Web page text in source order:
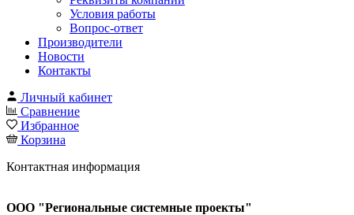
Условия работы
Вопрос-ответ
Производители
Новости
Контакты
Личный кабинет
Сравнение
Избранное
Корзина
Контактная информация
ООО "Региональные системные проекты"